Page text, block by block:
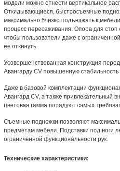
модели можно отнести вертикальное
Откидывающиеся, быстросъемные
максимально близко подъезжать к
процесс пересаживания. Опора для стоп
чтобы пользователи даже с
ее откинуть.
Усовершенствованная конструкция
Авангарду CV повышенную
Даже в базовой комплектации
Авангард CV, а также привлекательный
цветовая гамма порадуют самых
Съемные подножки позволяют
предметам мебели. Подставки под ноги
ограниченной функциональности рук.
Технические характеристики: